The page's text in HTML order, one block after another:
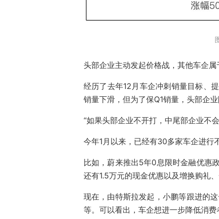
头部企业主动发起价格战，其他车企
经历了去年12月车企冲刺销量目标、
销量下滑，但为了保Q1销量，头部企
“如果头部企业不开打，中尾部企业不
今年1月以来，已经有30多家车企进行
比如，蔚来推出5年0息限时金融优惠
还有1.5万元的现金优惠以及增换购礼
现在，由特斯拉发起，小鹏等跟进的
等。可以看出，车企想进一步降低消